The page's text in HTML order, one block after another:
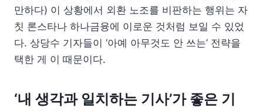
만하다) 이 상황에서 외환 노조를 비판하는 행위는 자
칫 론스타나 하나금융에 이로운 것처럼 보일 수 있었
다. 상당수 기자들이 ‘아예 아무것도 안 쓰는’ 전략을
택한 게 이 때문이다.
‘내 생각과 일치하는 기사’가 좋은 기